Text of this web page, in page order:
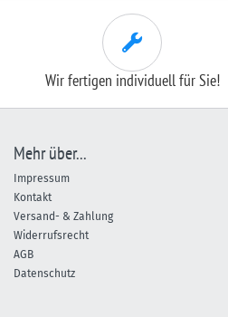
Wir fertigen individuell für Sie!
Mehr über...
Impressum
Kontakt
Versand- & Zahlung
Widerrufsrecht
AGB
Datenschutz